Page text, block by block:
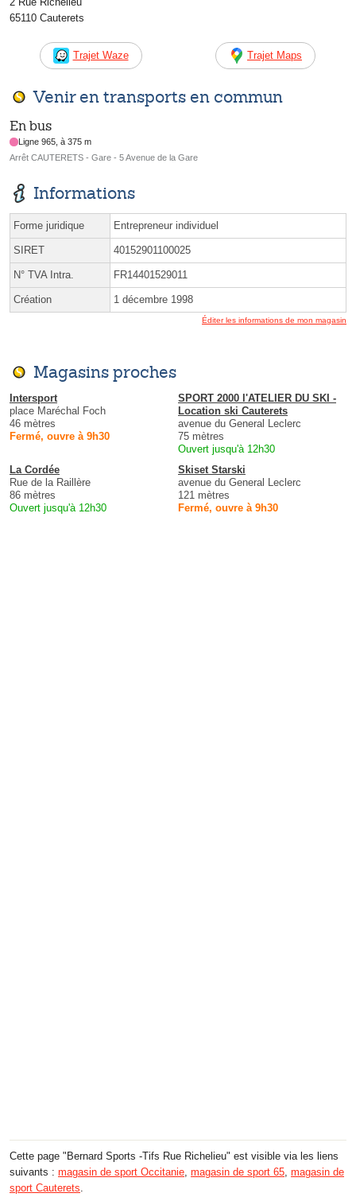
65110 Cauterets
Trajet Waze Trajet Maps
Venir en transports en commun
En bus
Ligne 965, à 375 m
Arrêt CAUTERETS - Gare - 5 Avenue de la Gare
Informations
Forme juridique Entrepreneur individuel
SIRET 40152901100025
N° TVA Intra. FR14401529011
Création 1 décembre 1998
Éditer les informations de mon magasin
Magasins proches
Intersport
place Maréchal Foch
46 mètres
Fermé, ouvre à 9h30
SPORT 2000 l'ATELIER DU SKI -
Location ski Cauterets
avenue du General Leclerc
75 mètres
Ouvert jusqu'à 12h30
La Cordée
Rue de la Raillère
86 mètres
Ouvert jusqu'à 12h30
Skiset Starski
avenue du General Leclerc
121 mètres
Fermé, ouvre à 9h30
Cette page "Bernard Sports -Tifs Rue Richelieu" est visible via les liens
suivants : magasin de sport Occitanie, magasin de sport 65, magasin de
sport Cauterets.